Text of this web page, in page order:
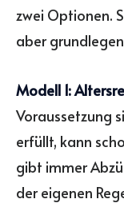
zwei Optionen.
aber
Modell 1:
Voraussetzung
erfüllt, kann
gibt immer
der eigenen